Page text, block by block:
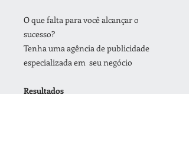
O que falta para você alcançar o
sucesso?
Tenha uma agência de publicidade
especializada em seu negócio
Resultados